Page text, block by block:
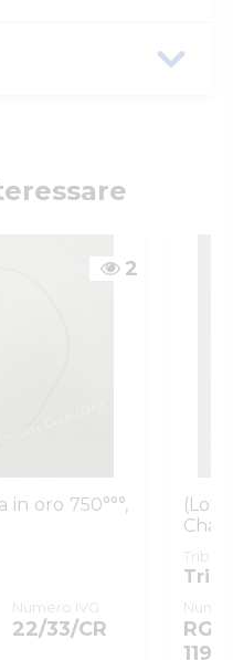
2
in oro 750°°°,
Numero IVG
22/33/CR
8.68
RG